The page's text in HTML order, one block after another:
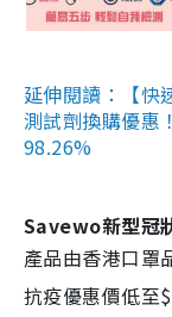
延伸閱讀：【快
測試劑換購優惠
98.26%
Savewo新型冠
產品由香港口罩
抗疫優惠價低至